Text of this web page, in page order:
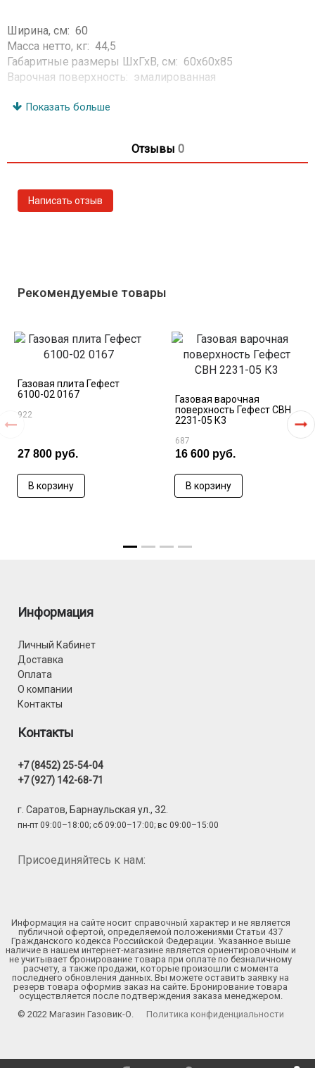
Ширина, см: 60
Масса нетто, кг: 44,5
Габаритные размеры ШхГхВ, см: 60x60x85
Варочная поверхность: эмалированная
Решетки горелок стола: стальные
Полезный объем духовки, л: 63
Цвет: коричневый
Показать больше
Отзывы 0
Рекомендуемые товары
Газовая плита Гефест
6100-02 0167
922
27 800 руб.
В корзину
Газовая варочная
поверхность Гефест СВН
2231-05 К3
687
16 600 руб.
В корзину
Информация
Личный Кабинет
Доставка
Оплата
О компании
Контакты
Контакты
+7 (8452) 25-54-04
+7 (927) 142-68-71
г. Саратов, Барнаульская ул., 32.
пн-пт 09:00–18:00; сб 09:00–17:00; вс 09:00–15:00
Присоединяйтесь к нам:
Информация на сайте носит справочный характер и не является
публичной офертой, определяемой положениями Статьи 437
Гражданского кодекса Российской Федерации. Указанное выше
наличие в нашем интернет-магазине является ориентировочным и
не учитывает бронирование товара при оплате по безналичному
расчету, а также продажи, которые произошли с момента
последнего обновления данных. Вы можете оставить заявку на
резерв товара оформив заказ на сайте. Бронирование товара
осуществляется после подтверждения заказа менеджером.
© 2022 Магазин Газовик-О.
Политика конфиденциальности